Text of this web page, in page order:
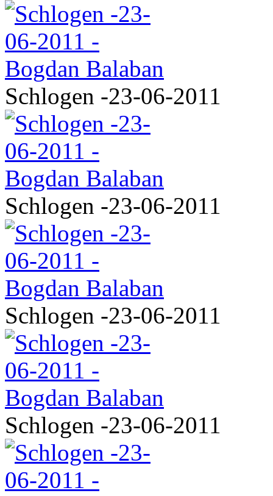
Schlogen -23-06-2011
Schlogen -23-06-2011
Schlogen -23-06-2011
Schlogen -23-06-2011